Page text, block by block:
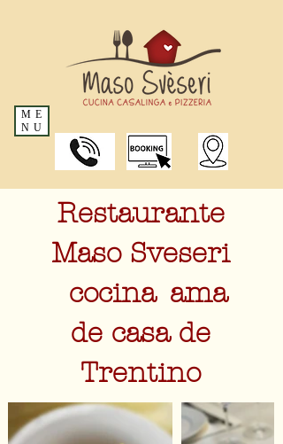
ME
NU
Restaurante
Maso Sveseri
cocina ama
de casa de
Trentino